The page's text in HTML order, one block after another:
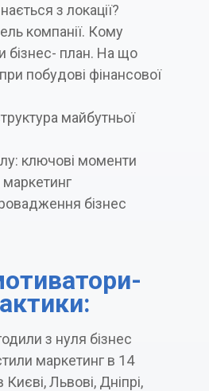
з локації?
компанії. Кому
бізнес- план. На що
побудові фінансової
майбутньої
ключові моменти
бізнес
з нуля бізнес
маркетинг в 14
Києві, Львові, Дніпрі,